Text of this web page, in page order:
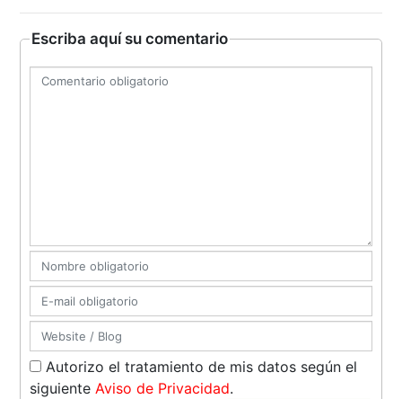
Escriba aquí su comentario
Autorizo el tratamiento de mis datos según el
siguienteAviso de Privacidad.